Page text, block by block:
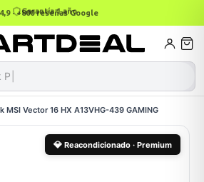
4,9 · +800 reseñas Google
MSI Vector 16 HX A13VHG-439 GAMING
💎 Reacondicionado · Premium